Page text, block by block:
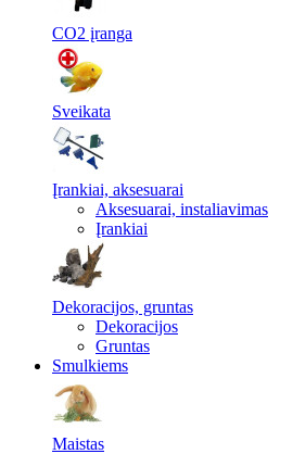
CO2 įranga
Sveikata
Įrankiai, aksesuarai
Aksesuarai, instaliavimas
Įrankiai
Dekoracijos, gruntas
Dekoracijos
Gruntas
Smulkiems
Maistas